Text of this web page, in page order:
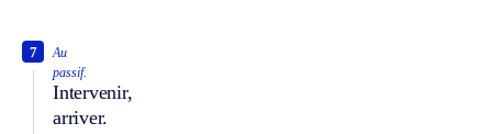
Au
passif.
Intervenir,
arriver.
7